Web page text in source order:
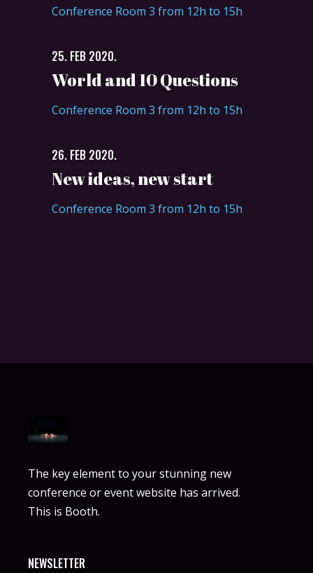
Conference Room 3 from 12h to 15h
25. FEB 2020.
World and 10 Questions
Conference Room 3 from 12h to 15h
26. FEB 2020.
New ideas, new start
Conference Room 3 from 12h to 15h
The key element to your stunning new
conference or event website has arrived.
This is Booth.
NEWSLETTER